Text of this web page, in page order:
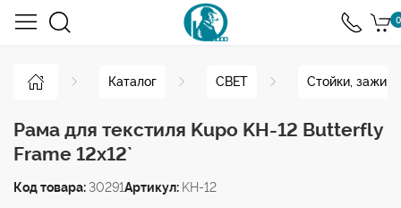
0
Каталог СВЕТ Стойки,
Рама для текстиля Kupo KH-12 Butterfly
Frame 12x12`
Код товара: 30291Артикул: KH-12